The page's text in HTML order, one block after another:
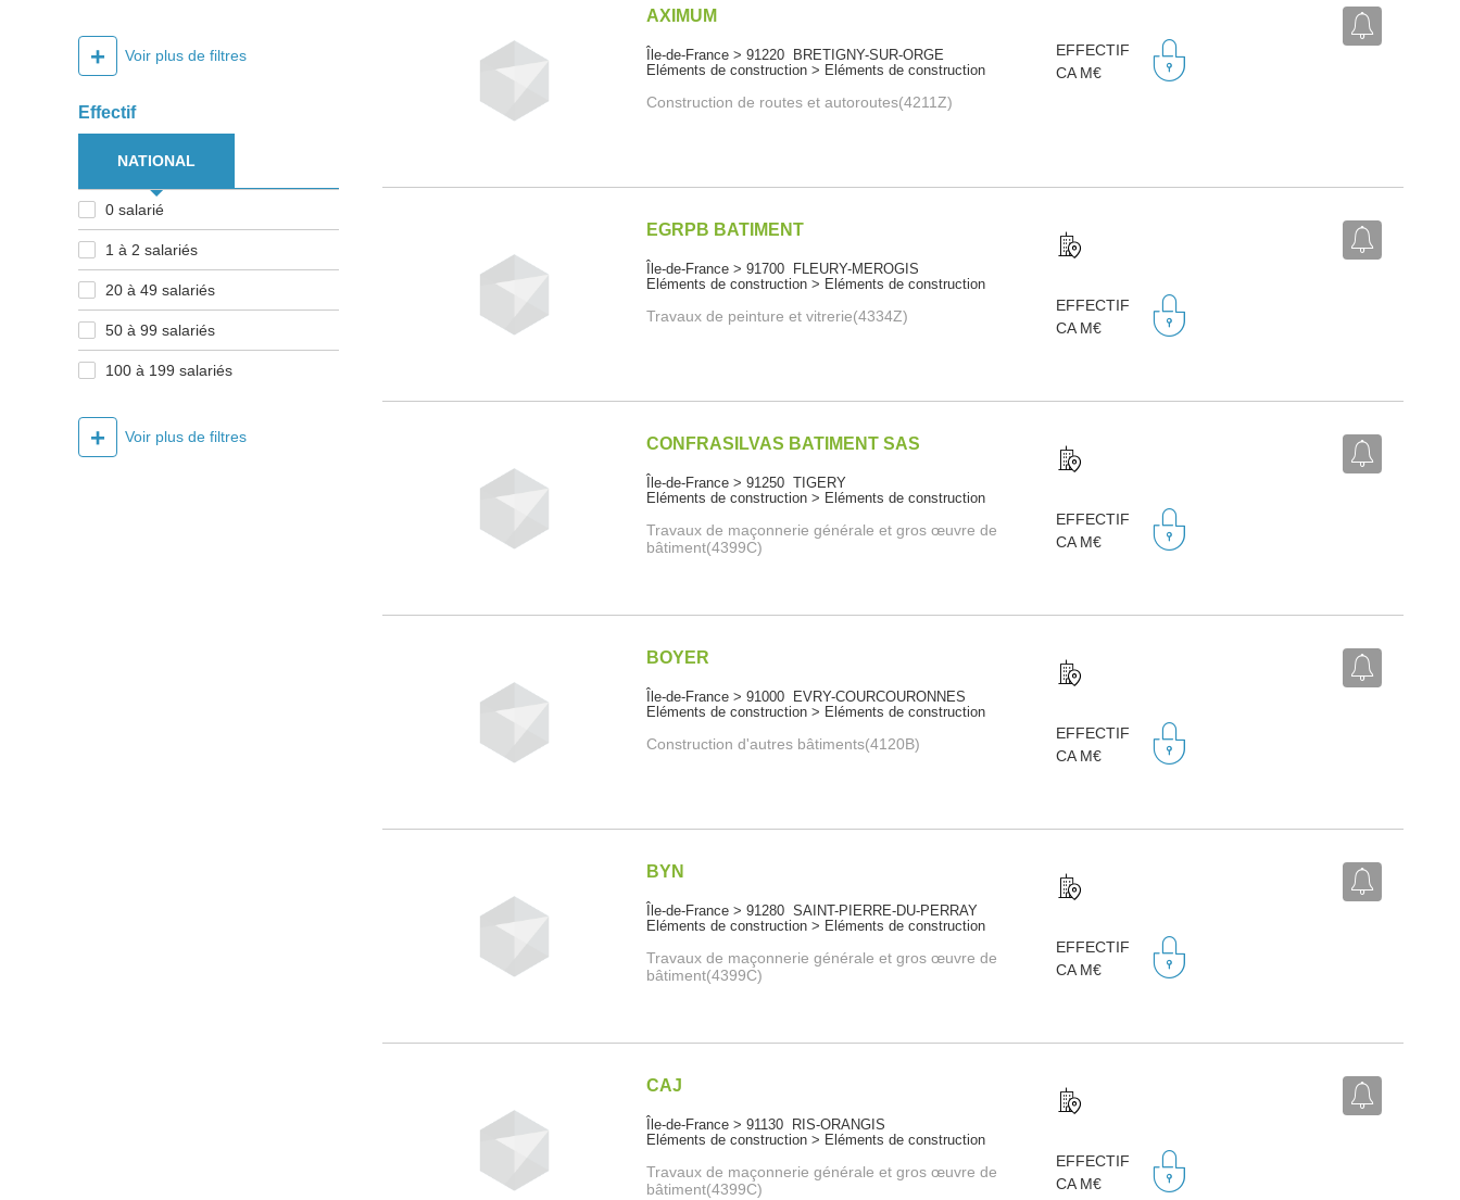
+ Voir plus de filtres
Effectif
NATIONAL
0 salarié
1 à 2 salariés
20 à 49 salariés
50 à 99 salariés
100 à 199 salariés
+ Voir plus de filtres
AXIMUM
Île-de-France > 91220 BRETIGNY-SUR-ORGE
Eléments de construction > Eléments de construction
Construction de routes et autoroutes(4211Z)
EFFECTIF
CA M€
EGRPB BATIMENT
Île-de-France > 91700 FLEURY-MEROGIS
Eléments de construction > Eléments de construction
Travaux de peinture et vitrerie(4334Z)
EFFECTIF
CA M€
CONFRASILVAS BATIMENT SAS
Île-de-France > 91250 TIGERY
Eléments de construction > Eléments de construction
Travaux de maçonnerie générale et gros œuvre de
bâtiment(4399C)
EFFECTIF
CA M€
BOYER
Île-de-France > 91000 EVRY-COURCOURONNES
Eléments de construction > Eléments de construction
Construction d'autres bâtiments(4120B)
EFFECTIF
CA M€
BYN
Île-de-France > 91280 SAINT-PIERRE-DU-PERRAY
Eléments de construction > Eléments de construction
Travaux de maçonnerie générale et gros œuvre de
bâtiment(4399C)
EFFECTIF
CA M€
CAJ
Île-de-France > 91130 RIS-ORANGIS
Eléments de construction > Eléments de construction
Travaux de maçonnerie générale et gros œuvre de
bâtiment(4399C)
EFFECTIF
CA M€